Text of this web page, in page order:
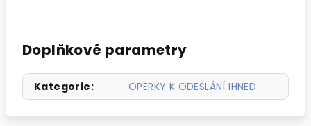
Doplňkové parametry
Kategorie: OPĚRKY K ODESLÁNÍ IHNED